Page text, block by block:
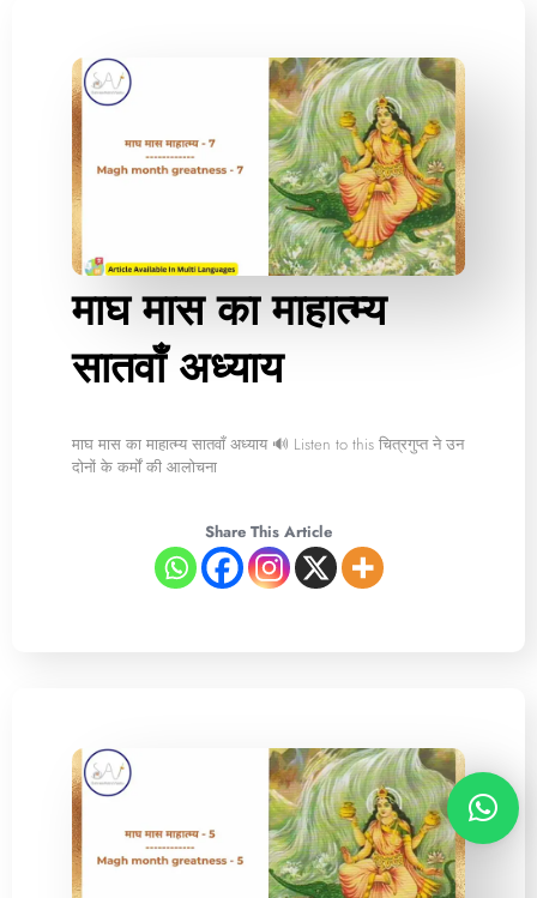
माघ मास का माहात्म्य
सातवाँ अध्याय
माघ मास का माहात्म्य सातवाँ अध्याय 🔊 Listen to this चित्रगुप्त ने उन
दोनों के कर्मों की आलोचना
Share This Article